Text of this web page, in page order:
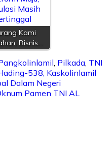
Kami
Bisnis…
Pilkada TNI
538, Kaskolinlamil
Dalam Negeri
Pamen TNI AL